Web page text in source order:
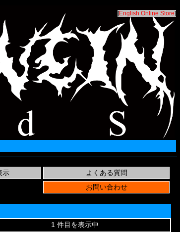
[English Online Store]
1 件目を表示中